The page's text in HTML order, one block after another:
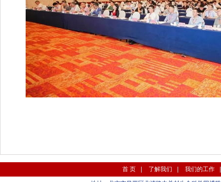
首 页 了解我们 我们的工作